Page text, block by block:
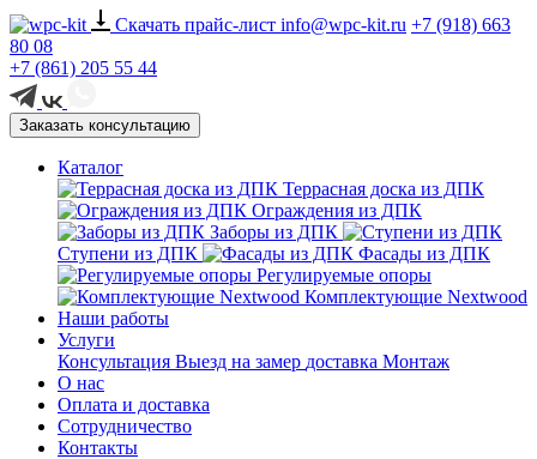
Скачать прайс-лист info@wpc-kit.ru +7 (918) 663
80 08
+7 (861) 205 55 44
Заказать консультацию
Каталог
Террасная доска из ДПК
Ограждения из ДПК
Заборы из ДПК
Ступени из ДПК
Фасады из ДПК
Регулируемые опоры
Комплектующие Nextwood
Наши работы
Услуги
Консультация Выезд на замер доставка Монтаж
О нас
Оплата и доставка
Сотрудничество
Контакты